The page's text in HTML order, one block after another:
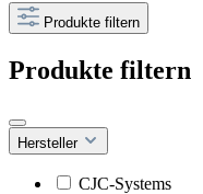
Produkte filtern
Produkte filtern
Hersteller
CJC-Systems